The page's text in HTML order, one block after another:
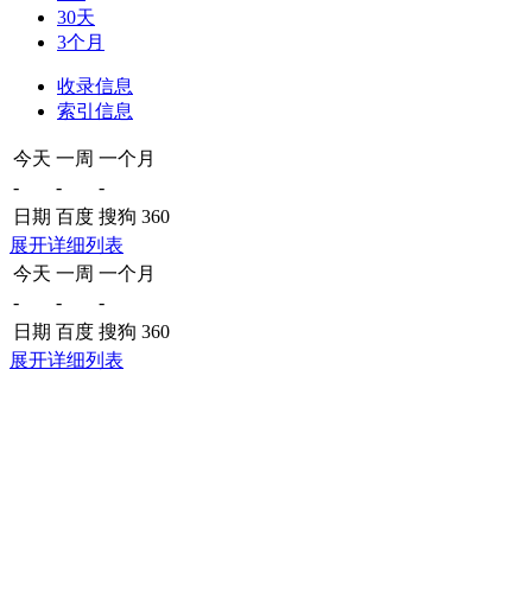
30天
3个月
收录信息
索引信息
今天 一周 一个月
-
-
-
日期 百度 搜狗 360
展开详细列表
今天 一周 一个月
-
-
-
日期 百度 搜狗 360
展开详细列表